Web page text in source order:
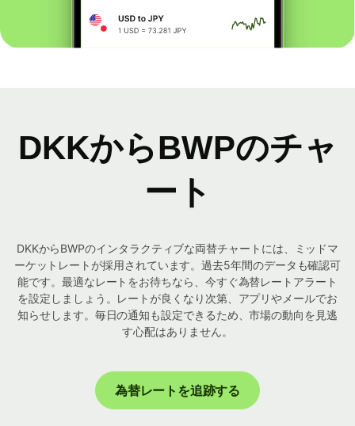
DKKからBWPのチャ
ート
DKKからBWPのインタラクティブな両替チャートには、ミッドマ
ーケットレートが採用されています。過去5年間のデータも確認可
能です。最適なレートをお待ちなら、今すぐ為替レートアラート
を設定しましょう。レートが良くなり次第、アプリやメールでお
知らせします。毎日の通知も設定できるため、市場の動向を見逃
す心配はありません。
為替レートを追跡する